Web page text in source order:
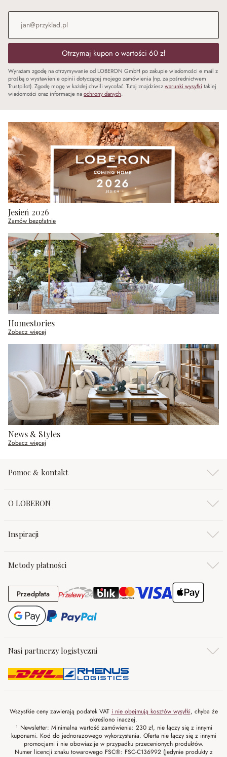
Adres e-mail
Otrzymaj kupon o wartości 60 zł
Wyrażam zgodę na otrzymywanie od LOBERON GmbH po zakupie wiadomości e mail z
prośbą o wystawienie opinii dotyczącej mojego zamówienia (np. za pośrednictwem
Trustpilot). Zgodę mogę w każdej chwili wycofać. Tutaj znajdzieszwarunki wysyłki takiej
wiadomości oraz informacje naochrony danych.
Jesień 2026
Zamów bezpłatnie
Homestories
Zobacz więcej
News & Styles
Zobacz więcej
Pomoc & kontakt
O LOBERON
Inspiracji
Metody płatności
PrzedpłataPrzedpłata
Nasi partnerzy logistyczni
Wszystkie ceny zawierają podatek VAT i nie obejmują kosztów wysyłki, chyba że
określono inaczej.
¹ Newsletter: Minimalna wartość zamówienia: 230 zł, nie łączy się z innymi
kuponami. Kod do jednorazowego wykorzystania. Oferta nie łączy się z innymi
promocjami i nie obowiazije w przypadku przecenionych produktów.
Numer licencji znaku towarowego FSC®: FSC-C136992 (Jedynie produkty z